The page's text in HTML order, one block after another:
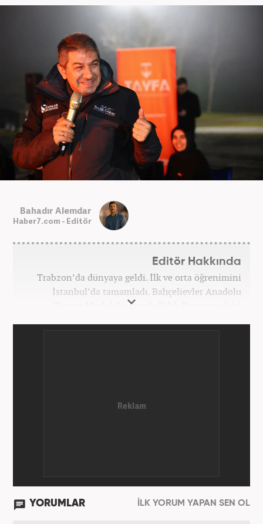
Bahadır Alemdar
Haber7.com - Editör
Editör Hakkında
Trabzon’da dünyaya geldi. İlk ve orta öğrenimini
İstanbul’da tamamladı. Bahçelievler Anadolu
Ticaret Meslek Lisesinde ‘Web Programcılığı’
ve teknoloji kategorilerinde birçok haber ve
YORUMLAR İLK YORUM YAPAN SEN OL